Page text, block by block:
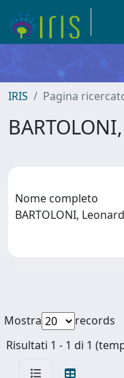
IRIS Pagina
Nome completo
BARTOLONI,
Mostra
records
Risultati 1 - 1 di 1